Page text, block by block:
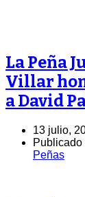
La Peña
Villar
a David
13 julio,
Publicado
Peñas